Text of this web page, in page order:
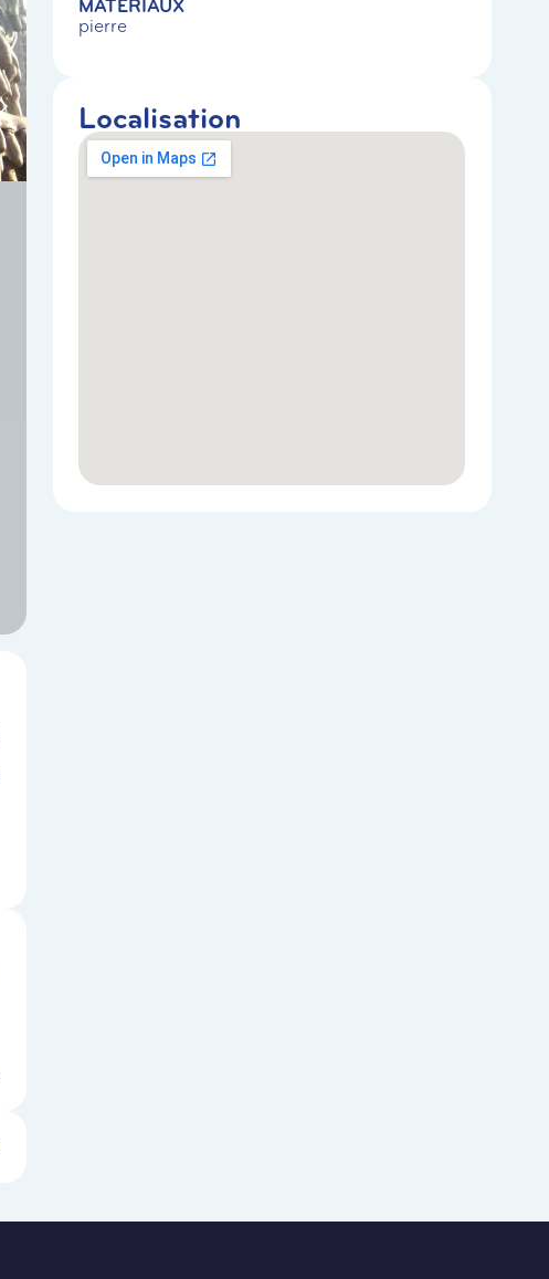
MATÉRIAUX
pierre
Localisation